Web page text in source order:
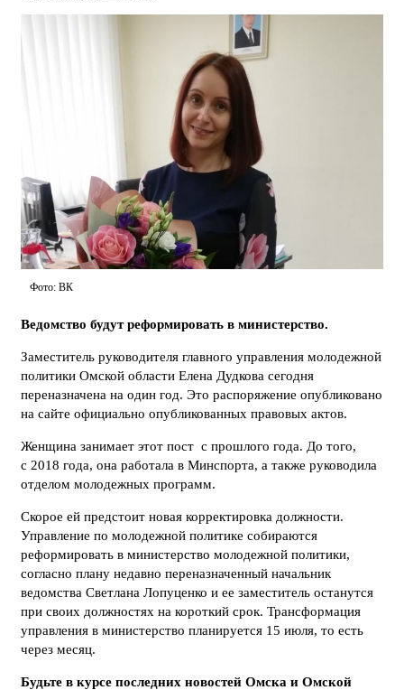
Фото: ВК
Ведомство будут реформировать в министерство.
Заместитель руководителя главного управления молодежной
политики Омской области Елена Дудкова сегодня
переназначена на один год. Это распоряжение опубликовано
на сайте официально опубликованных правовых актов.
Женщина занимает этот пост с прошлого года. До того,
с 2018 года, она работала в Минспорта, а также руководила
отделом молодежных программ.
Скорое ей предстоит новая корректировка должности.
Управление по молодежной политике собираются
реформировать в министерство молодежной политики,
согласно плану недавно переназначенный начальник
ведомства Светлана Лопуценко и ее заместитель останутся
при своих должностях на короткий срок. Трансформация
управления в министерство планируется 15 июля, то есть
через месяц.
Будьте в курсе последних новостей Омска и Омской